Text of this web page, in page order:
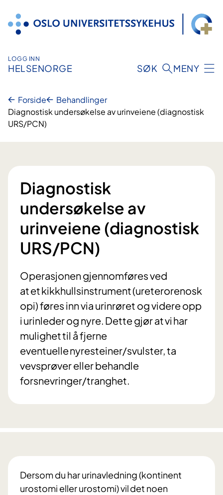
innhold
LOGG INN
HELSENORGE SØK MENY
Forside
Behandlinger
Diagnostisk undersøkelse av urinveiene (diagnostisk
URS/PCN)
Diagnostisk
undersøkelse av
urinveiene (diagnostisk
URS/PCN)
Operasjonen gjennomføres ved
at et kikkhullsinstrument (ureterorenosk
opi) føres inn via urinrøret og videre opp
i urinleder og nyre. Dette gjør at vi har
mulighet til å fjerne
eventuelle nyresteiner/svulster, ta
vevsprøver eller behandle
forsnevringer/tranghet.
Dersom du har urinavledning (kontinent
urostomi eller urostomi) vil det noen